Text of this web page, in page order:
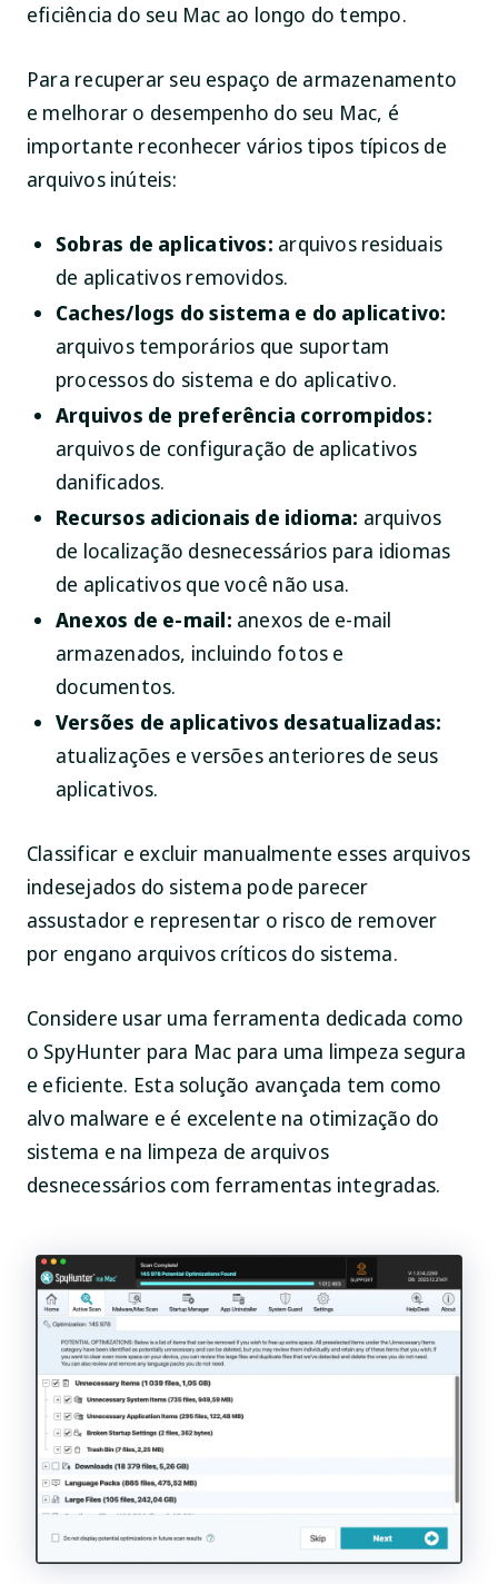
eficiência do seu Mac ao longo do tempo.
Para recuperar seu espaço de armazenamento
e melhorar o desempenho do seu Mac, é
importante reconhecer vários tipos típicos de
arquivos inúteis:
Sobras de aplicativos: arquivos residuais
de aplicativos removidos.
Caches/logs do sistema e do aplicativo:
arquivos temporários que suportam
processos do sistema e do aplicativo.
Arquivos de preferência corrompidos:
arquivos de configuração de aplicativos
danificados.
Recursos adicionais de idioma: arquivos
de localização desnecessários para idiomas
de aplicativos que você não usa.
Anexos de e-mail: anexos de e-mail
armazenados, incluindo fotos e
documentos.
Versões de aplicativos desatualizadas:
atualizações e versões anteriores de seus
aplicativos.
Classificar e excluir manualmente esses arquivos
indesejados do sistema pode parecer
assustador e representar o risco de remover
por engano arquivos críticos do sistema.
Considere usar uma ferramenta dedicada como
o SpyHunter para Mac para uma limpeza segura
e eficiente. Esta solução avançada tem como
alvo malware e é excelente na otimização do
sistema e na limpeza de arquivos
desnecessários com ferramentas integradas.